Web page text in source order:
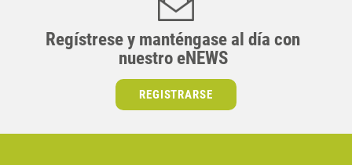
Regístrese y manténgase al día con
nuestro eNEWS
REGISTRARSE